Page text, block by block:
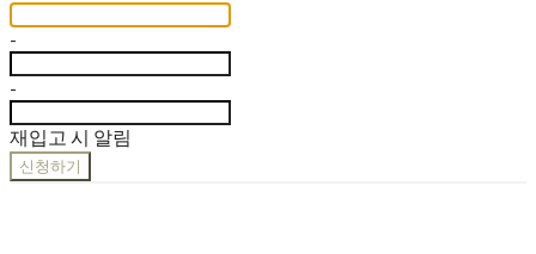
-
-
재입고 시 알림
신청하기